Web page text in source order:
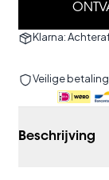
Klarna:
Veilige betaling
Beschrijving